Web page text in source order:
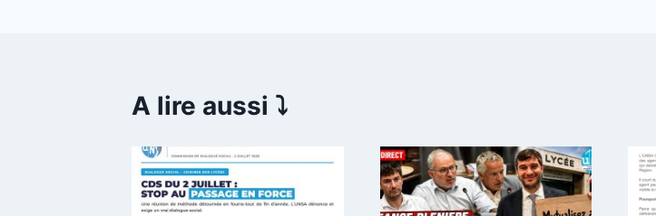
A lire aussi ⤵️